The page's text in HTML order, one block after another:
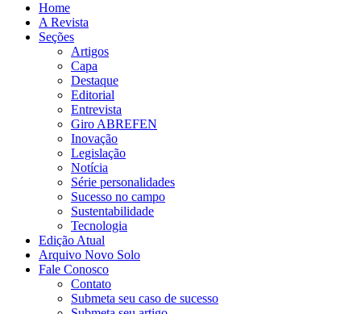
Home
A Revista
Seções
Artigos
Capa
Destaque
Editorial
Entrevista
Giro ABREFEN
Inovação
Legislação
Notícia
Série personalidades
Sucesso no campo
Sustentabilidade
Tecnologia
Edição Atual
Arquivo Novo Solo
Fale Conosco
Contato
Submeta seu caso de sucesso